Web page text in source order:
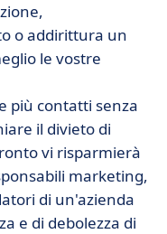
è più intuitiva?
confronto
decisione giusta
o addirittura un
le vostre
più contatti senza
il divieto di
vi risparmierà
marketing,
di un'azienda
e di debolezza di